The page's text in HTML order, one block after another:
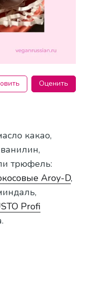
Оценить
какао,
трюфель:
Aroy-D,
Profi